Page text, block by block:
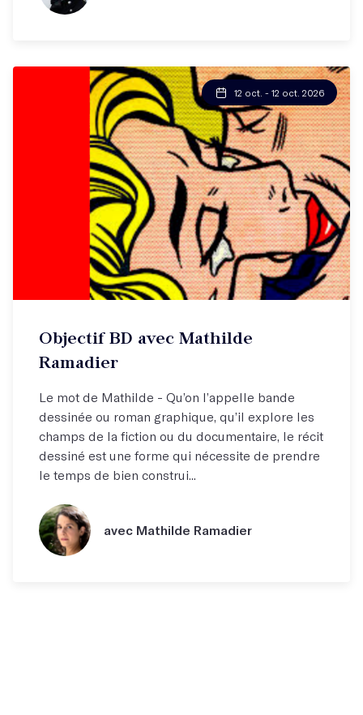
12 oct. - 12 oct. 2026
Objectif BD avec Mathilde
Ramadier
Le mot de Mathilde - Qu’on l’appelle bande
dessinée ou roman graphique, qu’il explore les
champs de la fiction ou du documentaire, le récit
dessiné est une forme qui nécessite de prendre
le temps de bien construi...
avec Mathilde Ramadier